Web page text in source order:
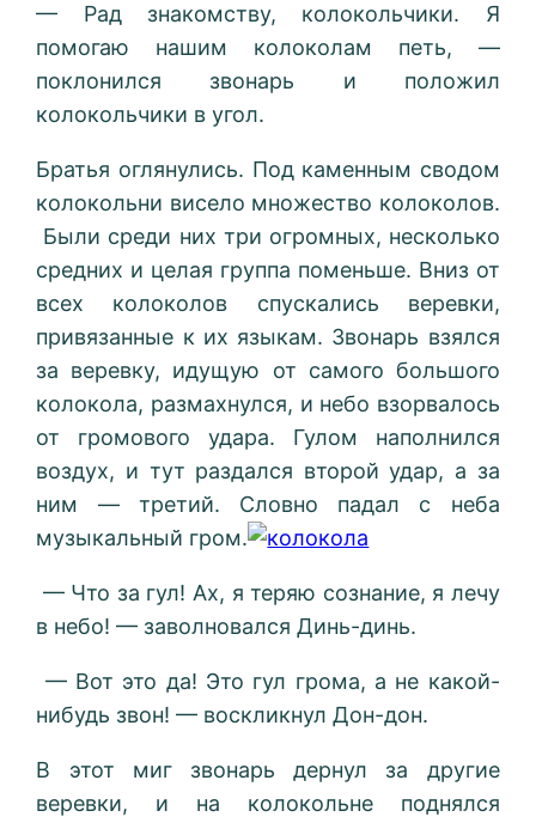
— Рад знакомству, колокольчики. Я
помогаю нашим колоколам петь, —
поклонился звонарь и положил
колокольчики в угол.
Братья оглянулись. Под каменным сводом
колокольни висело множество колоколов.
Были среди них три огромных, несколько
средних и целая группа поменьше. Вниз от
всех колоколов спускались веревки,
привязанные к их языкам. Звонарь взялся
за веревку, идущую от самого большого
колокола, размахнулся, и небо взорвалось
от громового удара. Гулом наполнился
воздух, и тут раздался второй удар, а за
ним — третий. Словно падал с неба
музыкальный гром.
— Что за гул! Ах, я теряю сознание, я лечу
в небо! — заволновался Динь-динь.
— Вот это да! Это гул грома, а не какой-
нибудь звон! — воскликнул Дон-дон.
В этот миг звонарь дернул за другие
веревки, и на колокольне поднялся